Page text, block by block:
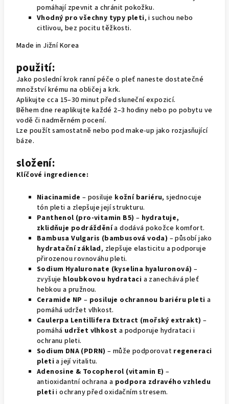
pomáhají zpevnit a chránit pokožku.
Vhodný pro všechny typy pleti, i suchou nebo
citlivou, bez pocitu těžkosti.
Made in Jižní Korea
použití:
Jako poslední krok ranní péče o pleť naneste dostatečné
množství krému na obličej a krk.
Aplikujte cca 15–30 minut před sluneční expozicí.
Během dne reaplikujte každé 2–3 hodiny nebo po pobytu ve
vodě či nadměrném pocení.
Lze použít samostatně nebo pod make-up jako rozjasňující
báze.
složení:
Klíčové ingredience:
Niacinamide – posiluje kožní bariéru, sjednocuje
tón pleti a zlepšuje její strukturu.
Panthenol (pro-vitamin B5) – hydratuje,
zklidňuje podrážděnía dodává pokožce komfort.
Bambusa Vulgaris (bambusová voda) – působí jako
hydratační základ, zlepšuje elasticitu a podporuje
přirozenou rovnováhu pleti.
Sodium Hyaluronate (kyselina hyaluronová) –
zvyšuje hloubkovou hydrataci a zanechává pleť
hebkou a pružnou.
Ceramide NP – posiluje ochrannou bariéru pleti a
pomáhá udržet vlhkost.
Caulerpa Lentillifera Extract (mořský extrakt) –
pomáhá udržet vlhkost a podporuje hydrataci i
ochranu pleti.
Sodium DNA (PDRN) – může podporovat regeneraci
pleti a její vitalitu.
Adenosine & Tocopherol (vitamin E) –
antioxidantní ochrana a podpora zdravého vzhledu
pleti i ochrany před oxidačním stresem.